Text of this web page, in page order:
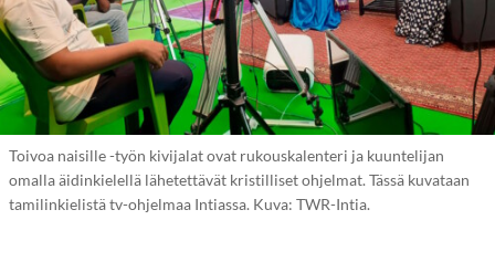
Toivoa naisille -työn kivijalat ovat rukouskalenteri ja kuuntelijan
omalla äidinkielellä lähetettävät kristilliset ohjelmat. Tässä kuvataan
tamilinkielistä tv-ohjelmaa Intiassa. Kuva: TWR-Intia.